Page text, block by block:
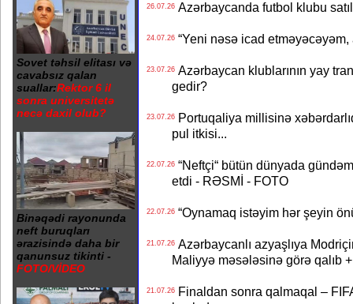
Sovet təhsil elitası və
cavabsız qalan
suallar:Rektor 6 il
sonra universitetə
necə daxil olub?
Binəqədi rayonunda
neft buruqları
ərazisində daha bir
qanunsuz tikinti -
FOTO/VİDEO
26.07.26Azərbaycanda futbol klubu
24.07.26“Yeni nəsə icad etməyəcəyəm,
23.07.26Azərbaycan klublarının yay
gedir?
23.07.26Portuqaliya millisinə
pul itkisi...
22.07.26“Neftçi“ bütün dünyada
etdi - RƏSMİ - FOTO
22.07.26“Oynamaq istəyim hər şeyin
21.07.26Azərbaycanlı azyaşlıya
Maliyyə məsələsinə görə qalıb
21.07.26Finaldan sonra qalmaqal –